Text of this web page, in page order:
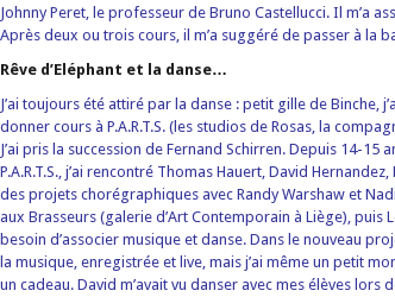
Johnny Peret, le professeur de Bruno Castellucci. Il m’a
Après deux ou trois cours, il m’a suggéré de passer à la
Rêve d’Eléphant et la danse…
J’ai toujours été attiré par la danse : petit gille de Binche,
donner cours à P.A.R.T.S. (les studios de Rosas, la
J’ai pris la succession de Fernand Schirren. Depuis 14-
P.A.R.T.S., j’ai rencontré Thomas Hauert, David
des projets chorégraphiques avec Randy Warshaw et
aux Brasseurs (galerie d’Art Contemporain à Liège), puis
besoin d’associer musique et danse. Dans le nouveau
la musique, enregistrée et live, mais j’ai même un petit
un cadeau. David m’avait vu danser avec mes élèves